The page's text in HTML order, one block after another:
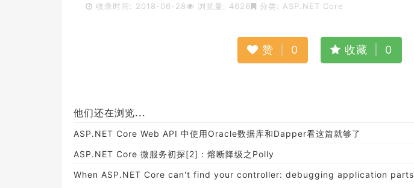
收录时间: 2018-06-28 浏览量: 4626 分类: ASP.NET Core
赞 0 收藏 0
他们还在浏览...
ASP.NET Core Web API 中使用Oracle数据库和Dapper看这篇就够了
ASP.NET Core 微服务初探[2]：熔断降级之Polly
When ASP.NET Core can't find your controller: debugging application parts